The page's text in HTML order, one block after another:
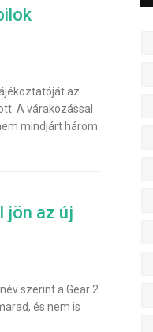
az
A várakozással
mindjárt három
jön az új
szerint a Gear 2
és nem is